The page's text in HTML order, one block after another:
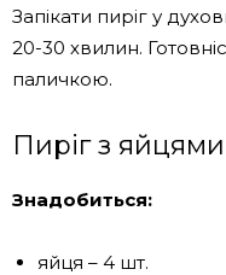
Запікати пиріг у
20-30 хвилин.
паличкою.
Пиріг з
Знадобиться:
яйця – 4 шт.